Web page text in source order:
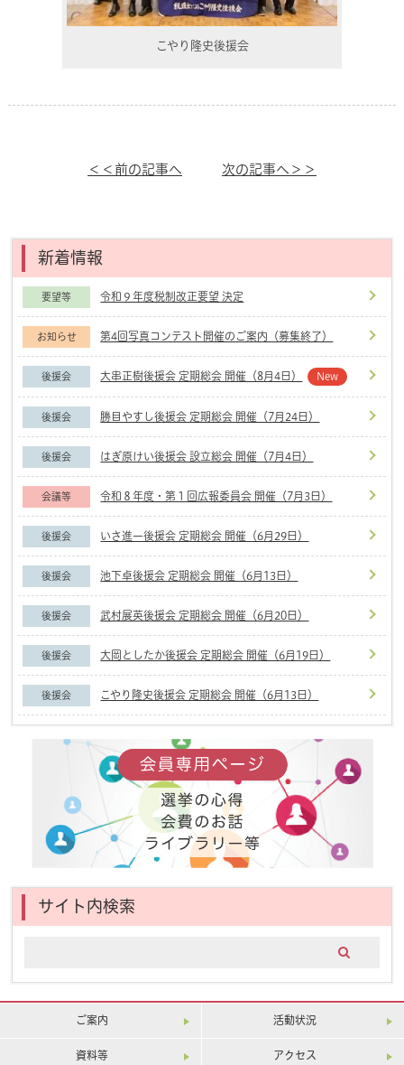
こやり隆史後援会
＜＜前の記事へ 次の記事へ＞＞
新着情報
要望等 令和９年度税制改正要望 決定
お知らせ 第4回写真コンテスト開催のご案内（募集終了）
後援会 大串正樹後援会 定期総会 開催（8月4日） New
後援会 勝目やすし後援会 定期総会 開催（7月24日）
後援会 はぎ原けい後援会 設立総会 開催（7月4日）
会議等 令和８年度・第１回広報委員会 開催（7月3日）
後援会 いさ進一後援会 定期総会 開催（6月29日）
後援会 池下卓後援会 定期総会 開催（6月13日）
後援会 武村展英後援会 定期総会 開催（6月20日）
後援会 大岡としたか後援会 定期総会 開催（6月19日）
後援会 こやり隆史後援会 定期総会 開催（6月13日）
サイト内検索
ご案内 活動状況
資料等 アクセス